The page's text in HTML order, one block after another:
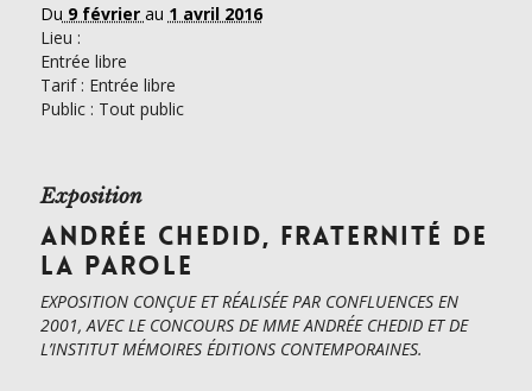
Du 9 février au 1 avril 2016
Lieu :
Entrée libre
Tarif : Entrée libre
Public : Tout public
Exposition
ANDRÉE CHEDID, FRATERNITÉ DE
LA PAROLE
EXPOSITION CONÇUE ET RÉALISÉE PAR CONFLUENCES EN
2001, AVEC LE CONCOURS DE MME ANDRÉE CHEDID ET DE
L’INSTITUT MÉMOIRES ÉDITIONS CONTEMPORAINES.